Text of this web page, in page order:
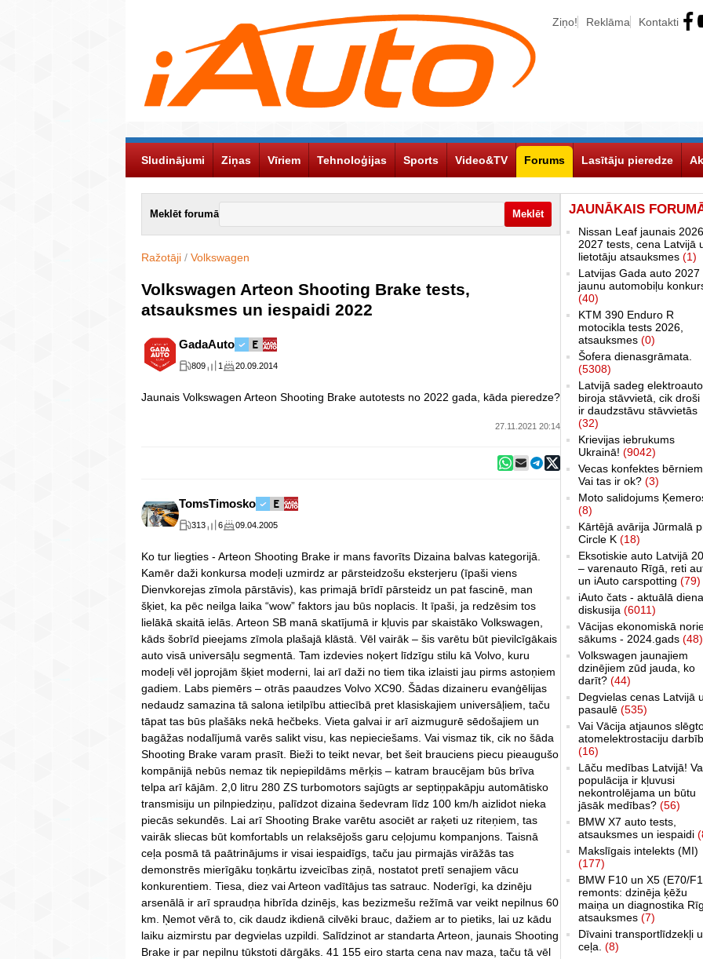
Ziņo! Reklāma Kontakti
Sludinājumi Ziņas Vīriem Tehnoloģijas Sports Video&TV Forums Lasītāju pieredze
Meklēt forumā
Ražotāji / Volkswagen
Volkswagen Arteon Shooting Brake tests,
atsauksmes un iespaidi 2022
GadaAuto
809 1 20.09.2014
Jaunais Volkswagen Arteon Shooting Brake autotests no 2022 gada, kāda pieredze?
27.11.2021 20:14
TomsTimosko
313 6 09.04.2005
Ko tur liegties - Arteon Shooting Brake ir mans favorīts Dizaina balvas kategorijā.
Kamēr daži konkursa modeļi uzmirdz ar pārsteidzošu eksterjeru (īpaši viens
Dienvkorejas zīmola pārstāvis), kas primajā brīdī pārsteidz un pat fascinē, man
šķiet, ka pēc neilga laika “wow” faktors jau būs noplacis. It īpaši, ja redzēsim tos
lielākā skaitā ielās. Arteon SB manā skatījumā ir kļuvis par skaistāko Volkswagen,
kāds šobrīd pieejams zīmola plašajā klāstā. Vēl vairāk – šis varētu būt pievilcīgākais
auto visā universāļu segmentā. Tam izdevies noķert līdzīgu stilu kā Volvo, kuru
modeļi vēl joprojām šķiet moderni, lai arī daži no tiem tika izlaisti jau pirms astoņiem
gadiem. Labs piemērs – otrās paaudzes Volvo XC90. Šādas dizaineru evanģēlijas
nedaudz samazina tā salona ietilpību attiecībā pret klasiskajiem universāļiem, taču
tāpat tas būs plašāks nekā hečbeks. Vieta galvai ir arī aizmugurē sēdošajiem un
bagāžas nodalījumā varēs salikt visu, kas nepieciešams. Vai vismaz tik, cik no šāda
Shooting Brake varam prasīt. Bieži to teikt nevar, bet šeit brauciens piecu pieaugušo
kompānijā nebūs nemaz tik nepiepildāms mērķis – katram braucējam būs brīva
telpa arī kājām. 2,0 litru 280 ZS turbomotors sajūgts ar septiņpakāpju automātisko
transmisiju un pilnpiedziņu, palīdzot dizaina šedevram līdz 100 km/h aizlidot nieka
piecās sekundēs. Lai arī Shooting Brake varētu asociēt ar raķeti uz riteņiem, tas
vairāk sliecas būt komfortabls un relaksējošs garu ceļojumu kompanjons. Taisnā
ceļa posmā tā paātrinājums ir visai iespaidīgs, taču jau pirmajās virāžās tas
demonstrēs mierīgāku toņkārtu izveicības ziņā, nostatot pretī senajiem vācu
konkurentiem. Tiesa, diez vai Arteon vadītājus tas satrauc. Noderīgi, ka dzinēju
arsenālā ir arī spraudņa hibrīda dzinējs, kas bezizmešu režīmā var veikt nepilnus 60
km. Ņemot vērā to, cik daudz ikdienā cilvēki brauc, dažiem ar to pietiks, lai uz kādu
laiku aizmirstu par degvielas uzpildi. Salīdzinot ar standarta Arteon, jaunais Shooting
Brake ir par nepilnu tūkstoti dārgāks. 41 155 eiro starta cena nav maza, taču tā vēl
JAUNĀKAIS
Nissan Leaf jaunais
2027 tests, cena Latvijā
lietotāju atsauksmes (1)
Latvijas Gada auto 2027
jaunu automobiļu
(40)
KTM 390 Enduro R
motocikla tests 2026,
atsauksmes (0)
Šofera dienasgrāmata.
(5308)
Latvijā sadeg elektroauto
biroja stāvvietā, cik droši
ir daudzstāvu stāvvietās
(32)
Krievijas iebrukums
Ukrainā! (9042)
Vecas konfektes
Vai tas ir ok? (3)
Moto salidojums
(8)
Kārtējā avārija Jūrmalā
Circle K (18)
Eksotiskie auto Latvijā
– varenauto Rīgā, reti
un iAuto carspotting (79)
iAuto čats - aktuālā
diskusija (6011)
Vācijas ekonomiskā
sākums - 2024.gads (48)
Volkswagen jaunajiem
dzinējiem zūd jauda, ko
darīt? (44)
Degvielas cenas Latvijā
pasaulē (535)
Vai Vācija atjaunos
atomelektrostaciju
(16)
Lāču medības Latvijā!
populācija ir kļuvusi
nekontrolējama un būtu
jāsāk medības? (56)
BMW X7 auto tests,
atsauksmes un iespaidi
Makslīgais intelekts (MI)
(177)
BMW F10 un X5 (E70/
remonts: dzinēja ķēžu
maiņa un diagnostika
atsauksmes (7)
Dīvaini transportlīdzekļi
ceļa. (8)